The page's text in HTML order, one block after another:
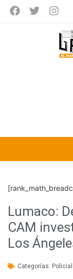
Lumaco:
CAM
Los
Categorías: Policial